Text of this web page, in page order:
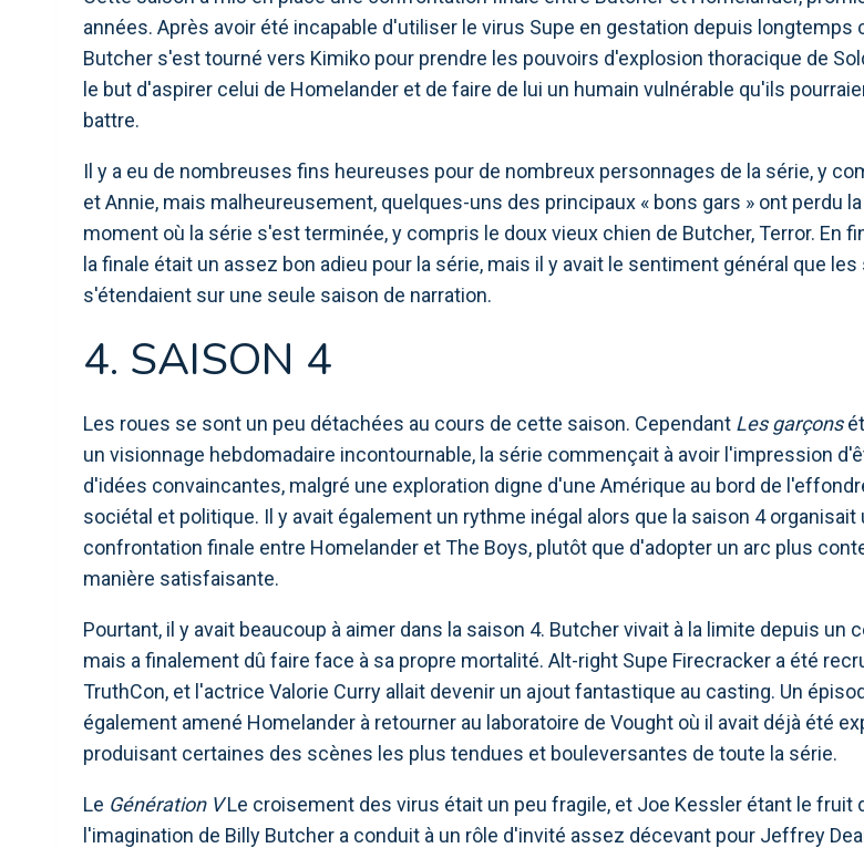
années. Après avoir été incapable d'utiliser le virus Supe en gestation depuis longtemps
Butcher s'est tourné vers Kimiko pour prendre les pouvoirs d'explosion thoracique de
le but d'aspirer celui de Homelander et de faire de lui un humain vulnérable qu'ils
battre.
Il y a eu de nombreuses fins heureuses pour de nombreux personnages de la série, y
et Annie, mais malheureusement, quelques-uns des principaux « bons gars » ont perdu la
moment où la série s'est terminée, y compris le doux vieux chien de Butcher, Terror. En
la finale était un assez bon adieu pour la série, mais il y avait le sentiment général que
s'étendaient sur une seule saison de narration.
4. SAISON 4
Les roues se sont un peu détachées au cours de cette saison. Cependant Les garçons
un visionnage hebdomadaire incontournable, la série commençait à avoir l'impression
d'idées convaincantes, malgré une exploration digne d'une Amérique au bord de
sociétal et politique. Il y avait également un rythme inégal alors que la saison 4 organisait
confrontation finale entre Homelander et The Boys, plutôt que d'adopter un arc plus
manière satisfaisante.
Pourtant, il y avait beaucoup à aimer dans la saison 4. Butcher vivait à la limite depuis un
mais a finalement dû faire face à sa propre mortalité. Alt-right Supe Firecracker a été
TruthCon, et l'actrice Valorie Curry allait devenir un ajout fantastique au casting. Un
également amené Homelander à retourner au laboratoire de Vought où il avait déjà été
produisant certaines des scènes les plus tendues et bouleversantes de toute la série.
Le Génération VLe croisement des virus était un peu fragile, et Joe Kessler étant le fruit
l'imagination de Billy Butcher a conduit à un rôle d'invité assez décevant pour Jeffrey